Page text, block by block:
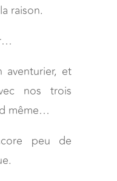
raison.
aventurier, et
nos trois
même…
peu de